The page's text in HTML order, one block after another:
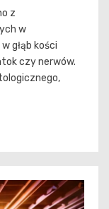
z
w
głąb kości
czy nerwów.